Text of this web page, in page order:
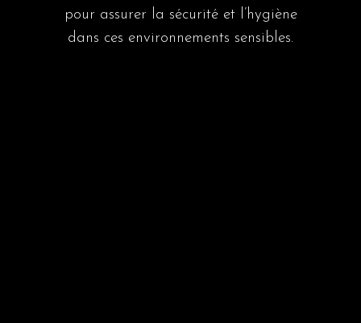
pour assurer la sécurité et l’hygiène
dans ces environnements sensibles.